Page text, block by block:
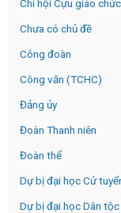
Chi hội Cựu giáo chức
Chưa có chủ đề
Công đoàn
Công văn (TCHC)
Đảng ủy
Đoàn Thanh niên
Đoàn thể
Dự bị đại học Cử
Dự bị đại học Dân tộc